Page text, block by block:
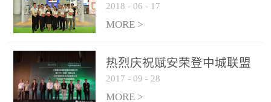
报早防的效果。 系统构
成示意图： 图像型火灾
和监控端两大部分组成。
两者之间通过以太网相
联，一台监控主机最多可
慧消防新荣耀
2018 - 06 - 17
MORE >
热烈庆祝赋安荣登中城联盟
联合采购战略合作平台
2017 - 09 - 28
MORE >